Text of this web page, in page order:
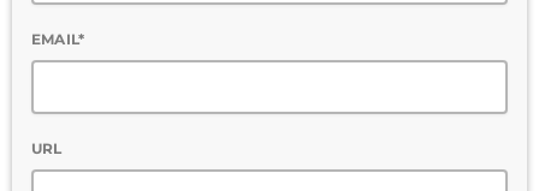
EMAIL*
URL